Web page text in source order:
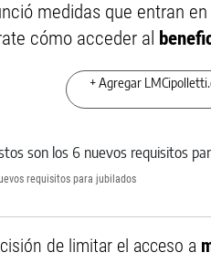
medidas que entran
cómo acceder al
+ Agregar
requisitos para jubilados
de limitar el acceso a